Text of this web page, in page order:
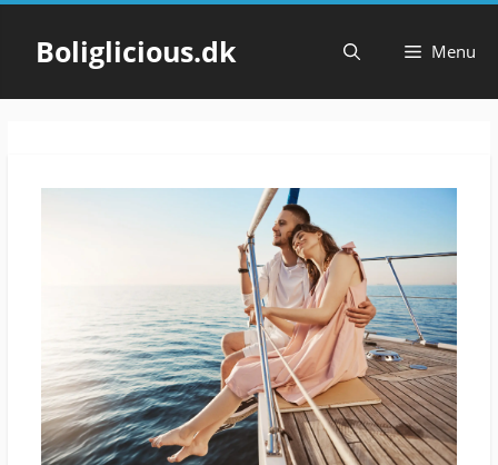
Hop
indholdBoliglicious.dk Menu